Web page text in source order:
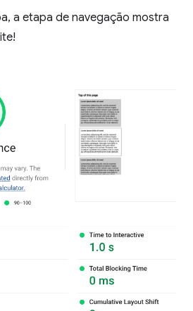
a etapa de navegação mostra